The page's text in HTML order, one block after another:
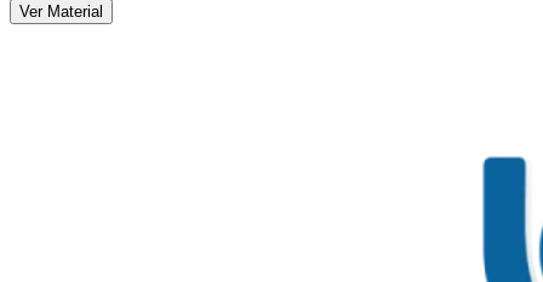
Ver Material